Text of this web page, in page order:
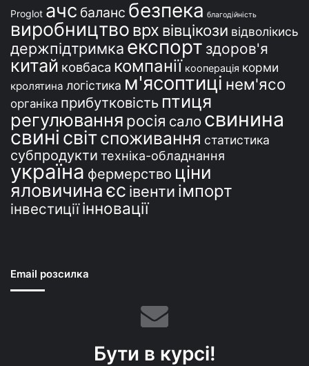
Proglot ачс баланс безпека благодійність
виробництво врх вівцікози відволікись
держпідтримка експорт здоров'я
китай ковбаса компанії кооперація корми
кролятина логістика м'ясоптиці нем'ясо
органіка прибутковість птиця
регулювання росія сало свинина
свині світспоживання статистика
субпродукти техніка-обладнання
україна фермерство ціни
яловичинаєс івенти імпорт
інвестиції інновації
Email розсилка
Бути в курсі!